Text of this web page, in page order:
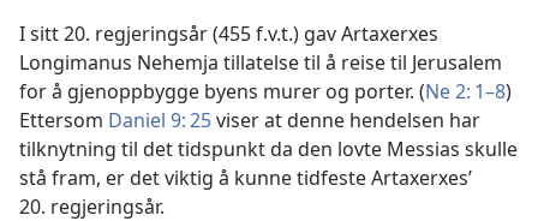
I sitt 20. regjeringsår (455 f.v.t.) gav Artaxerxes
Longimanus Nehemja tillatelse til å reise til Jerusalem
for å gjenoppbygge byens murer og porter. (Ne 2: 1–8)
Ettersom Daniel 9: 25viser at denne hendelsen har
tilknytning til det tidspunkt da den lovte Messias skulle
stå fram, er det viktig å kunne tidfeste Artaxerxes’
20. regjeringsår.